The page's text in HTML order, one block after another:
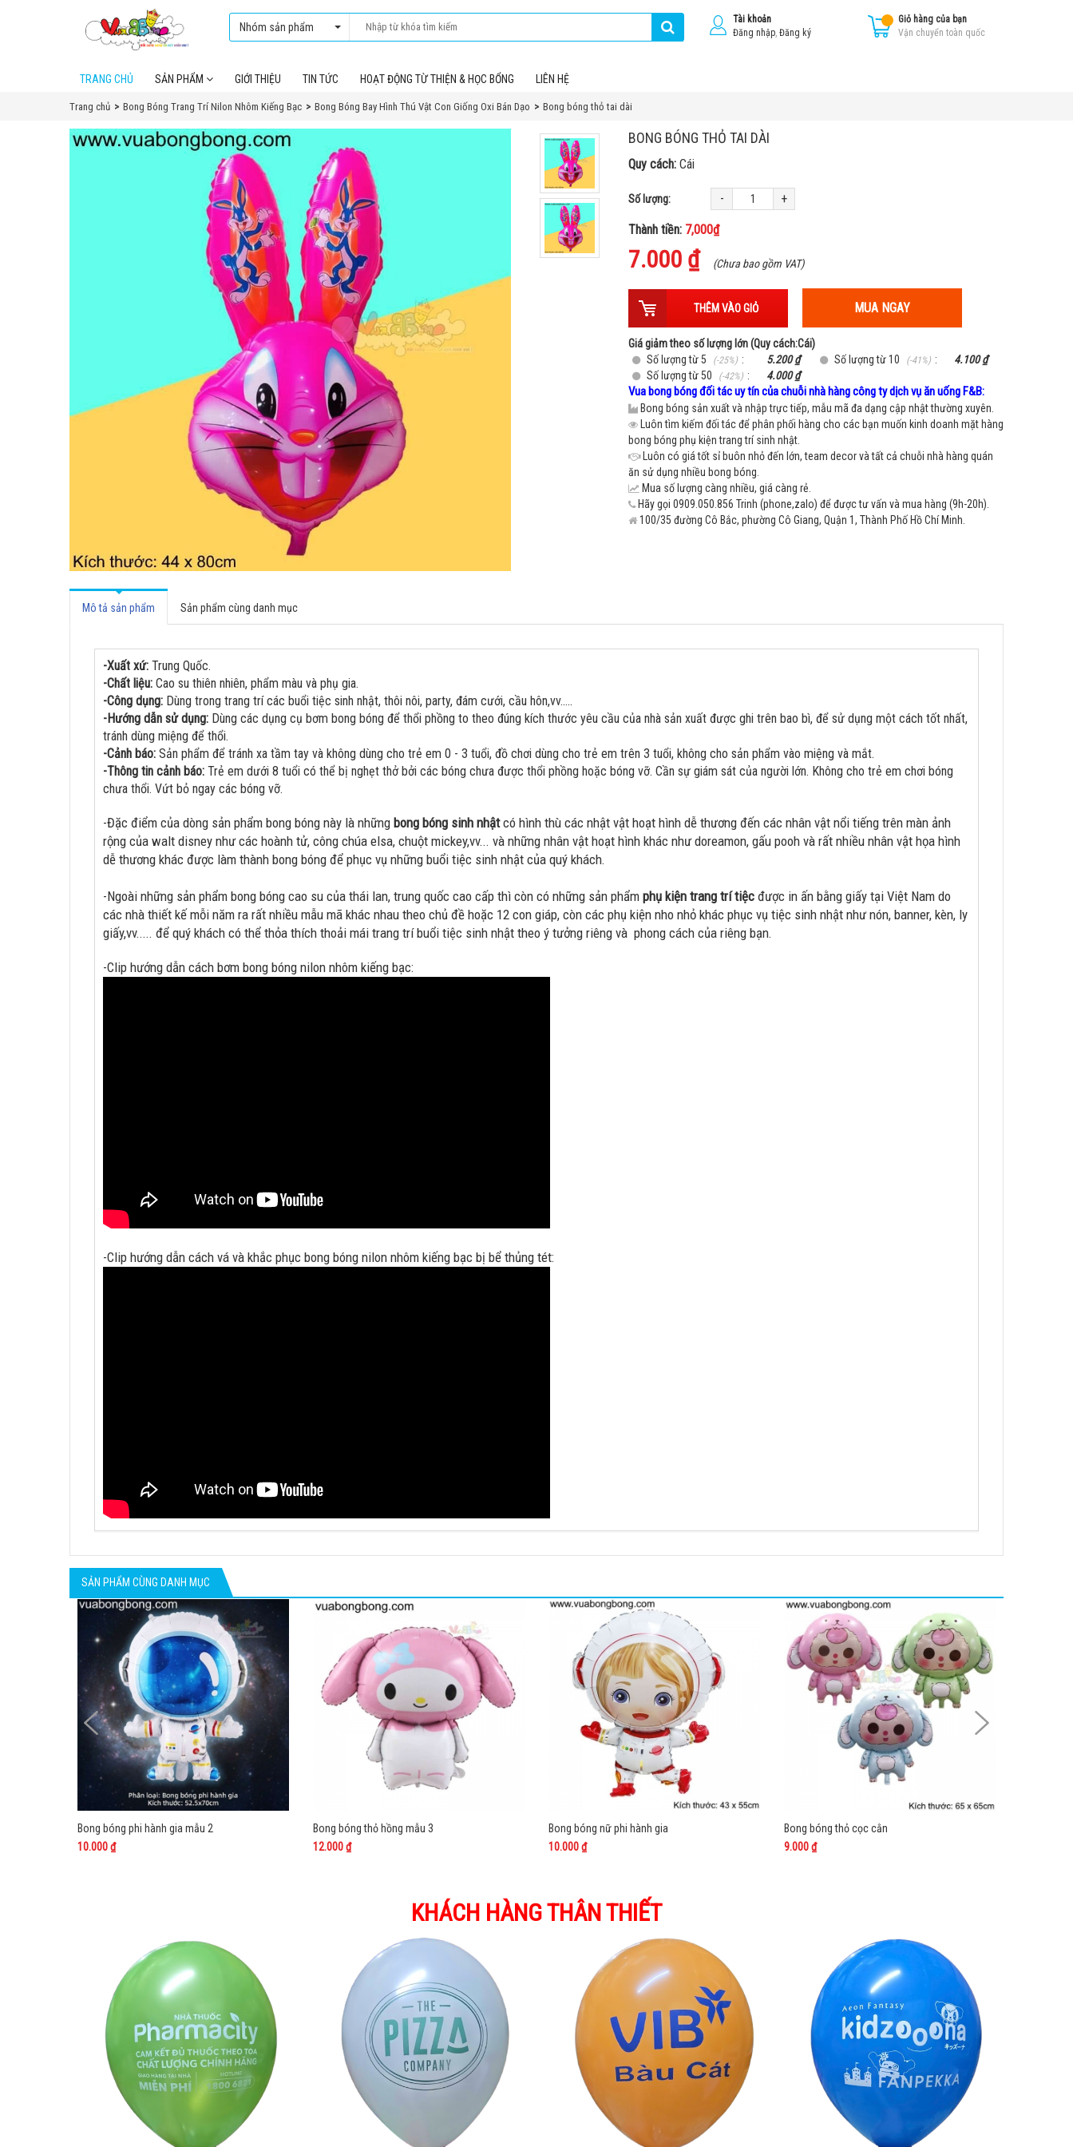
Nhóm sản phẩm
Tài khoản
Đăng nhập, Đăng ký
Giỏ hàng của bạn
Vận chuyển toàn quốc
TRANG CHỦ SẢN PHẨM GIỚI THIỆU TIN TỨC HOẠT ĐỘNG TỪ THIỆN & HỌC BỔNG LIÊN HỆ
Trang chủ Bong Bóng Trang Trí Nilon Nhôm Kiếng Bạc Bong Bóng Bay Hình Thú Vật Con Giống Oxi Bán Dạo Bong bóng thỏ tai dài
BONG BÓNG THỎ TAI DÀI
Quy cách: Cái
Số lượng: - +
Thành tiền: 7,000₫
7.000 ₫ (Chưa bao gồm VAT)
THÊM VÀO GIỎ MUA NGAY
Giá giảm theo số lượng lớn (Quy cách:Cái)
Số lượng từ 5
(-25%) : 5.200 ₫ Số lượng từ 10 (-41%) :
4.100 ₫
Số lượng từ 50
(-42%) : 4.000 ₫
Vua bong bóng đối tác uy tín của chuỗi nhà hàng công ty dịch vụ ăn uống F&B:
Bong bóng sản xuất và nhập trực tiếp, mẫu mã đa dạng cập nhật thường xuyên.
Luôn tìm kiếm đối tác để phân phối hàng cho các bạn muốn kinh doanh mặt hàng
bong bóng phụ kiện trang trí sinh nhật.
Luôn có giá tốt sỉ buôn nhỏ đến lớn, team decor và tất cả chuỗi nhà hàng quán
ăn sử dụng nhiều bong bóng.
Mua số lượng càng nhiều, giá càng rẻ.
Hãy gọi 0909.050.856 Trinh (phone,zalo) để được tư vấn và mua hàng (9h-20h).
100/35 đường Cô Bắc, phường Cô Giang, Quận 1, Thành Phố Hồ Chí Minh.
Mô tả sản phẩm Sản phẩm cùng danh mục
-Xuất xứ: Trung Quốc.
-Chất liệu: Cao su thiên nhiên, phẩm màu và phụ gia.
-Công dụng: Dùng trong trang trí các buổi tiệc sinh nhật, thôi nôi, party, đám cưới, cầu hôn,vv.....
-Hướng dẫn sử dụng: Dùng các dụng cụ bơm bong bóng để thổi phồng to theo đúng kích thước yêu cầu của nhà sản xuất được ghi trên bao bì, để sử dụng một cách tốt nhất,
tránh dùng miệng để thổi.
-Cảnh báo: Sản phẩm để tránh xa tầm tay và không dùng cho trẻ em 0 - 3 tuổi, đồ chơi dùng cho trẻ em trên 3 tuổi, không cho sản phẩm vào miệng và mắt.
-Thông tin cảnh báo: Trẻ em dưới 8 tuổi có thể bị nghẹt thở bởi các bóng chưa được thổi phồng hoặc bóng vỡ. Cần sự giám sát của người lớn. Không cho trẻ em chơi bóng
chưa thổi. Vứt bỏ ngay các bóng vỡ.
-Đặc điểm của dòng sản phẩm bong bóng này là những bong bóng sinh nhậtcó hình thù các nhật vật hoạt hình dễ thương đến các nhân vật nổi tiếng trên màn ảnh
rộng của walt disney như các hoành tử, công chúa elsa, chuột mickey,vv... và những nhân vật hoạt hình khác như doreamon, gấu pooh và rất nhiều nhân vật họa hình
dễ thương khác được làm thành bong bóng để phục vụ những buổi tiệc sinh nhật của quý khách.
-Ngoài những sản phẩm bong bóng cao su của thái lan, trung quốc cao cấp thì còn có những sản phẩm phụ kiện trang trí tiệc được in ấn bằng giấy tại Việt Nam do
các nhà thiết kế mỗi năm ra rất nhiều mẫu mã khác nhau theo chủ đề hoặc 12 con giáp, còn các phụ kiện nho nhỏ khác phục vụ tiệc sinh nhật như nón, banner, kèn, ly
giấy,vv..... để quý khách có thể thỏa thích thoải mái trang trí buổi tiệc sinh nhật theo ý tưởng riêng và phong cách của riêng bạn.
-Clip hướng dẫn cách bơm bong bóng nilon nhôm kiếng bạc:
-Clip hướng dẫn cách vá và khắc phục bong bóng nilon nhôm kiếng bạc bị bể thủng tét:
SẢN PHẨM CÙNG DANH MỤC
Bong bóng phi hành gia mẫu 2
10.000 ₫
Bong bóng thỏ hồng mẫu 3
12.000 ₫
Bong bóng nữ phi hành gia
10.000 ₫
Bong bóng thỏ cọc cằn
9.000 ₫
KHÁCH HÀNG THÂN THIẾT